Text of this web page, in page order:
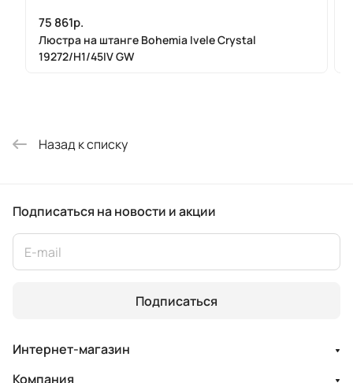
75 861р.
Люстра на штанге Bohemia Ivele Crystal
19272/H1/45IV GW
Назад к списку
Подписаться на новости и акции
Подписаться
Интернет-магазин
Компания